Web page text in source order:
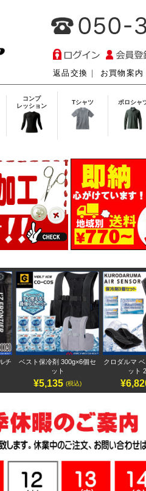
返品交換 ｜ お買物案内
コンプ
レッション
Tシャツ ポロシャ
チ
ベスト保冷剤 300g×6個セ
ット
¥5,135 (税込)
クロダルマ
ット